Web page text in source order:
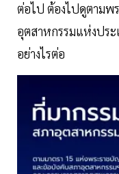
ต่อไป ต้องไปดูตาม
อุตสาหกรรมแห่งปร
อย่างไรต่อ